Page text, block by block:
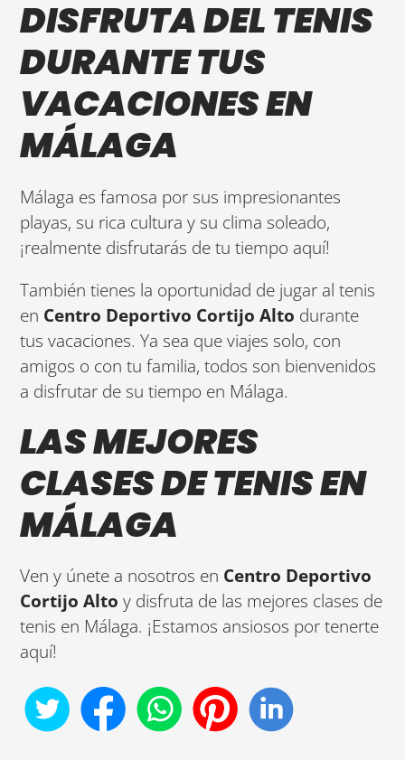
DISFRUTA DEL TENIS
DURANTE TUS
VACACIONES EN
MÁLAGA
Málaga es famosa por sus impresionantes
playas, su rica cultura y su clima soleado,
¡realmente disfrutarás de tu tiempo aquí!
También tienes la oportunidad de jugar al tenis
en Centro Deportivo Cortijo Alto durante
tus vacaciones. Ya sea que viajes solo, con
amigos o con tu familia, todos son bienvenidos
a disfrutar de su tiempo en Málaga.
LAS MEJORES
CLASES DE TENIS EN
MÁLAGA
Ven y únete a nosotros en Centro Deportivo
Cortijo Alto y disfruta de las mejores clases de
tenis en Málaga. ¡Estamos ansiosos por tenerte
aquí!